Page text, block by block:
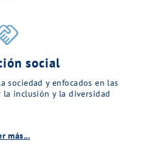
social
sociedad y enfocados en las
la inclusión y la diversidad
más...